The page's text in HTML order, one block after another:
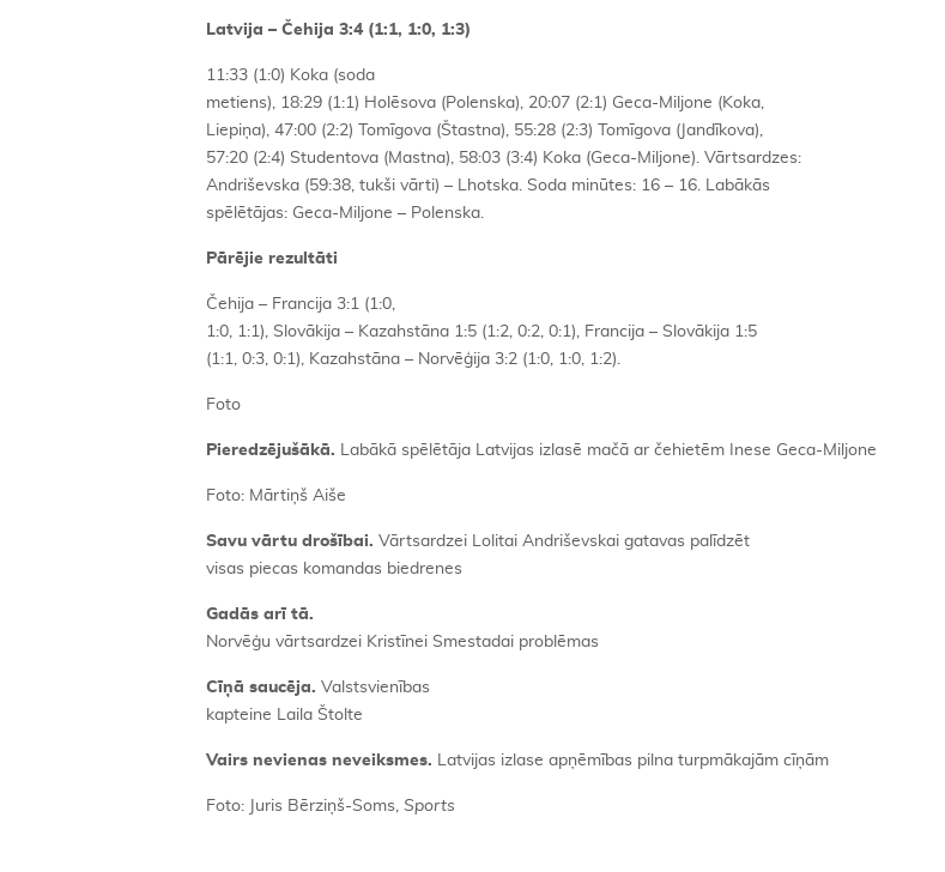
Latvija – Čehija 3:4 (1:1, 1:0, 1:3)
11:33 (1:0) Koka (soda
metiens), 18:29 (1:1) Holēsova (Polenska), 20:07 (2:1) Geca-Miljone (Koka,
Liepiņa), 47:00 (2:2) Tomīgova (Štastna), 55:28 (2:3) Tomīgova (Jandīkova),
57:20 (2:4) Studentova (Mastna), 58:03 (3:4) Koka (Geca-Miljone). Vārtsardzes:
Andriševska (59:38, tukši vārti) – Lhotska. Soda minūtes: 16 – 16. Labākās
spēlētājas: Geca-Miljone – Polenska.
Pārējie rezultāti
Čehija – Francija 3:1 (1:0,
1:0, 1:1), Slovākija – Kazahstāna 1:5 (1:2, 0:2, 0:1), Francija – Slovākija 1:5
(1:1, 0:3, 0:1), Kazahstāna – Norvēģija 3:2 (1:0, 1:0, 1:2).
Foto
Pieredzējušākā. Labākā spēlētāja Latvijas izlasē mačā ar čehietēm Inese Geca-Miljone
Foto: Mārtiņš Aiše
Savu vārtu drošībai. Vārtsardzei Lolitai Andriševskai gatavas palīdzēt
visas piecas komandas biedrenes
Gadās arī tā.
Norvēģu vārtsardzei Kristīnei Smestadai problēmas
Cīņā saucēja. Valstsvienības
kapteine Laila Štolte
Vairs nevienas neveiksmes. Latvijas izlase apņēmības pilna turpmākajām cīņām
Foto: Juris Bērziņš-Soms, Sports